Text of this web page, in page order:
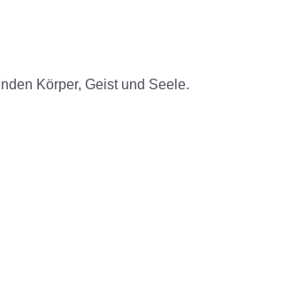
Körper, Geist und Seele.